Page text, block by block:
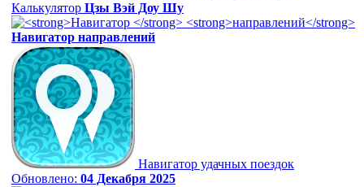
Калькулятор Цзы Вэй Доу Шу
Навигатор направлений
Навигатор удачных поездок
Обновлено: 04 Декабря 2025